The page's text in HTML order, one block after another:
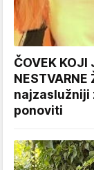
ČOVEK KOJI
najzaslužniji
ponoviti